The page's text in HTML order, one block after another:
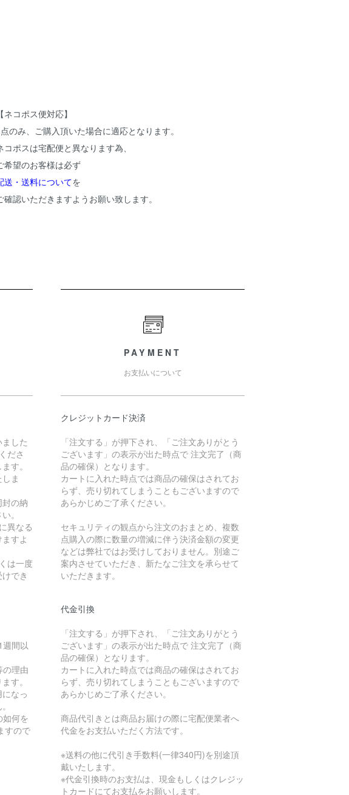
【ネコポス便対応】
のみ、ご購入頂いた場合に適応となります。
コポスは宅配便と異なります為、
希望のお客様は必ず
送・送料についてを
確認いただきますようお願い致します。
した
ださ
す。
ま
の納
。
異なる
すよ
は一度
でき
週間以
の理由
す。
なっ
如何を
すので
PAYMENT
お支払いについて
クレジットカード決済
「注文する」が押下され、「ご注文ありがとう
ございます」の表示が出た時点で 注文完了（商
品の確保）となります。
カートに入れた時点では商品の確保はされてお
らず、売り切れてしまうこともございますので
あらかじめご了承ください。
セキュリティの観点から注文のおまとめ、複数
点購入の際に数量の増減に伴う決済金額の変更
などは弊社ではお受けしておりません。別途ご
案内させていただき、新たなご注文を承らせて
いただきます。
代金引換
「注文する」が押下され、「ご注文ありがとう
ございます」の表示が出た時点で 注文完了（商
品の確保）となります。
カートに入れた時点では商品の確保はされてお
らず、売り切れてしまうこともございますので
あらかじめご了承ください。
商品代引きとは商品お届けの際に宅配便業者へ
代金をお支払いただく方法です。
※送料の他に代引き手数料(一律340円)を別途頂
戴いたします。
※代金引換時のお支払は、現金もしくはクレジッ
トカードにてお支払をお願いします。